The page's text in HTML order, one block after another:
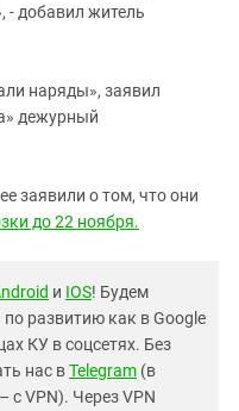
- добавил житель
наряды», заявил
дежурный
заявили о том, что они
до 22 ноября.
и IOS! Будем
развитию как в Google
КУ в соцсетях. Без
нас вTelegram (в
с VPN). Через VPN